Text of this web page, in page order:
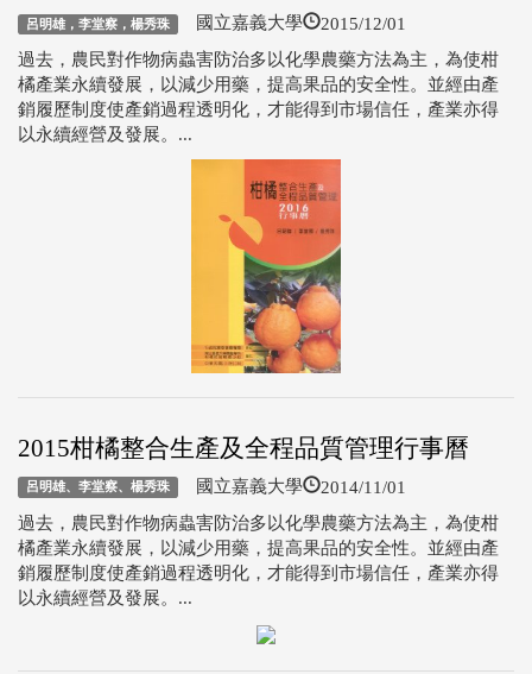
呂明雄，李堂察，楊秀珠 國立嘉義大學 2015/12/01
過去，農民對作物病蟲害防治多以化學農藥方法為主，為使柑
橘產業永續發展，以減少用藥，提高果品的安全性。並經由產
銷履歷制度使產銷過程透明化，才能得到市場信任，產業亦得
以永續經營及發展。...
2015柑橘整合生產及全程品質管理行事曆
呂明雄、李堂察、楊秀珠 國立嘉義大學 2014/11/01
過去，農民對作物病蟲害防治多以化學農藥方法為主，為使柑
橘產業永續發展，以減少用藥，提高果品的安全性。並經由產
銷履歷制度使產銷過程透明化，才能得到市場信任，產業亦得
以永續經營及發展。...